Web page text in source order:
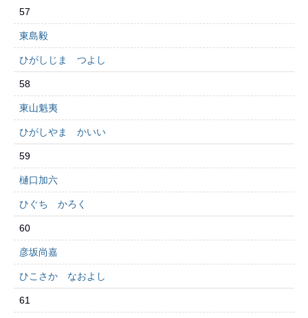
57
東島毅
ひがしじま つよし
58
東山魁夷
ひがしやま かいい
59
樋口加六
ひぐち かろく
60
彦坂尚嘉
ひこさか なおよし
61